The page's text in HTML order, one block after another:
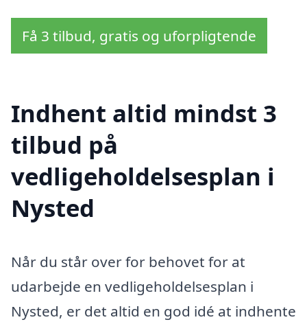
Få 3 tilbud, gratis og uforpligtende
Indhent altid mindst 3
tilbud på
vedligeholdelsesplan i
Nysted
Når du står over for behovet for at
udarbejde en vedligeholdelsesplan i
Nysted, er det altid en god idé at indhente